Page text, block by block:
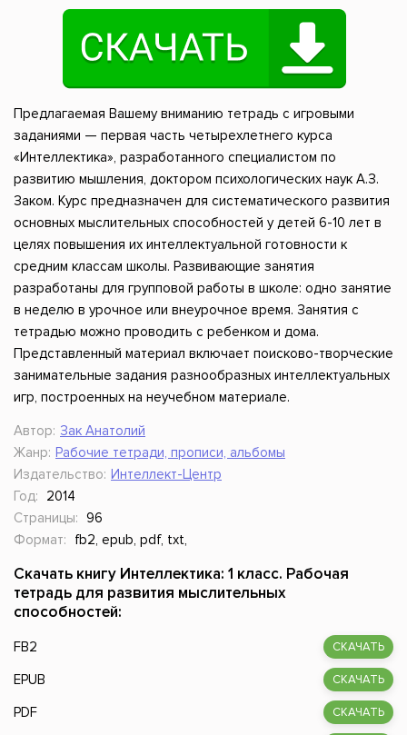
Предлагаемая Вашему вниманию тетрадь с игровыми
заданиями — первая часть четырехлетнего курса
«Интеллектика», разработанного специалистом по
развитию мышления, доктором психологических наук А.З.
Заком. Курс предназначен для систематического развития
основных мыслительных способностей у детей 6-10 лет в
целях повышения их интеллектуальной готовности к
средним классам школы. Развивающие занятия
разработаны для групповой работы в школе: одно занятие
в неделю в урочное или внеурочное время. Занятия с
тетрадью можно проводить с ребенком и дома.
Представленный материал включает поисково-творческие
занимательные задания разнообразных интеллектуальных
игр, построенных на неучебном материале.
Автор: Зак Анатолий
Жанр: Рабочие тетради, прописи, альбомы
Издательство: Интеллект-Центр
Год:
2014
Страницы: 96
Формат:
fb2, epub, pdf, txt,
Скачать книгу Интеллектика: 1 класс. Рабочая
тетрадь для развития мыслительных
способностей:
FB2 СКАЧАТЬ
EPUB СКАЧАТЬ
PDF СКАЧАТЬ